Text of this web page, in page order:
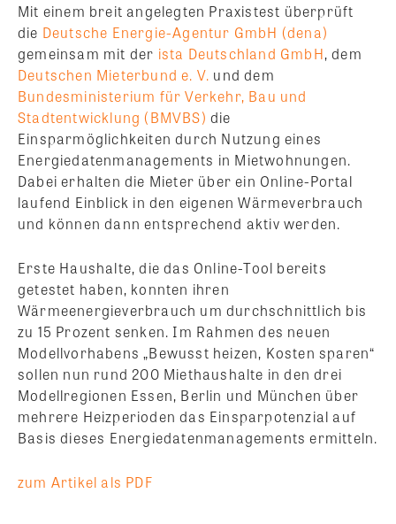
Mit einem breit angelegten Praxistest überprüft
die Deutsche Energie-Agentur GmbH (dena)
gemeinsam mit der ista Deutschland GmbH, dem
Deutschen Mieterbund e. V. und dem
Bundesministerium für Verkehr, Bau und
Stadtentwicklung (BMVBS) die
Einsparmöglichkeiten durch Nutzung eines
Energiedatenmanagements in Mietwohnungen.
Dabei erhalten die Mieter über ein Online-Portal
laufend Einblick in den eigenen Wärmeverbrauch
und können dann entsprechend aktiv werden.
Erste Haushalte, die das Online-Tool bereits
getestet haben, konnten ihren
Wärmeenergieverbrauch um durchschnittlich bis
zu 15 Prozent senken. Im Rahmen des neuen
Modellvorhabens „Bewusst heizen, Kosten sparen“
sollen nun rund 200 Miethaushalte in den drei
Modellregionen Essen, Berlin und München über
mehrere Heizperioden das Einsparpotenzial auf
Basis dieses Energiedatenmanagements ermitteln.
zum Artikel als PDF